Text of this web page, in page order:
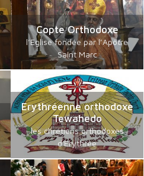
Copte Orthodoxe
l’Eglise fondée par l’Apôtre
Saint Marc
Erythréenne orthodoxe
Tewahedo
les chrétiens orthodoxes
d'Erythrée